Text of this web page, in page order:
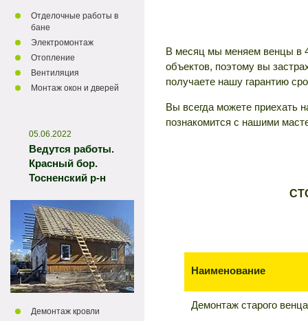
Отделочные работы в
бане
Электромонтаж
Отопление
Вентиляция
Монтаж окон и дверей
05.06.2022
Ведутся работы.
Красный бор.
Тосненский р-н
Демонтаж кровли
В месяц мы меняем венцы в
объектов, поэтому вы
получаете нашу гарантию
Вы всегда можете приехать
познакомится с нашими
Наименование
Демонтаж старого венца